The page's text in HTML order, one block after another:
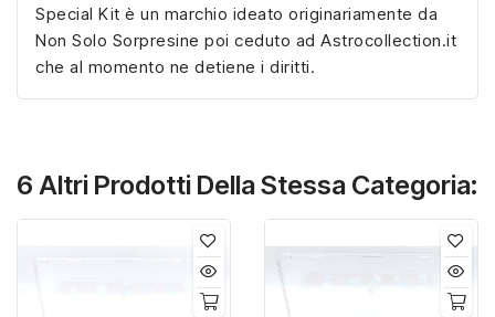
Special Kit è un marchio ideato originariamente da
Non Solo Sorpresine poi ceduto ad Astrocollection.it
che al momento ne detiene i diritti.
6 Altri Prodotti Della Stessa Categoria: